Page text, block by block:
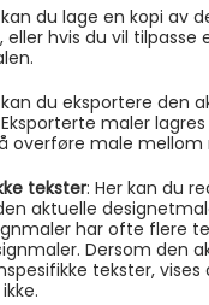
kan du lage en kopi av
eller hvis du vil
kan du eksportere den
maler
overføre male mellom
tekster: Her kan du
aktuelle
har ofte flere
Dersom den
tekster,